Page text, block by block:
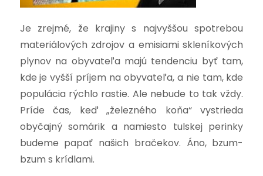
Je zrejmé, že krajiny s najvyššou spotrebou
materiálových zdrojov a emisiami skleníkových
plynov na obyvateľa majú tendenciu byť tam,
kde je vyšší príjem na obyvateľa, a nie tam, kde
populácia rýchlo rastie. Ale nebude to tak vždy.
Príde čas, keď „železného koňa“ vystrieda
obyčajný somárik a namiesto tulskej perinky
budeme papať našich bračekov. Áno, bzum-
bzum s krídlami.